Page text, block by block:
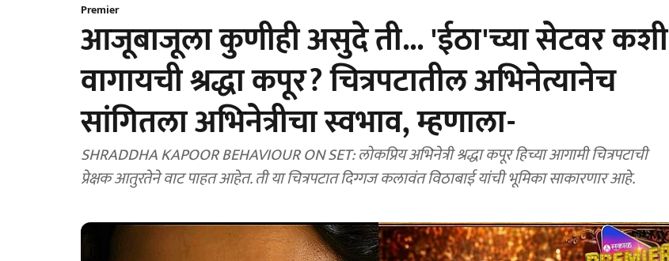
Premier
आजूबाजूला कुणीही असुदे ती... 'ईठा'च्या सेटवर कशी
वागायची श्रद्धा कपूर? चित्रपटातील अभिनेत्यानेच
सांगितला अभिनेत्रीचा स्वभाव, म्हणाला-
SHRADDHA KAPOOR BEHAVIOUR ON SET: लोकप्रिय अभिनेत्री श्रद्धा कपूर हिच्या आगामी चित्रपटाची
प्रेक्षक आतुरतेने वाट पाहत आहेत. ती या चित्रपटात दिग्गज कलावंत विठाबाई यांची भूमिका साकारणार आहे.